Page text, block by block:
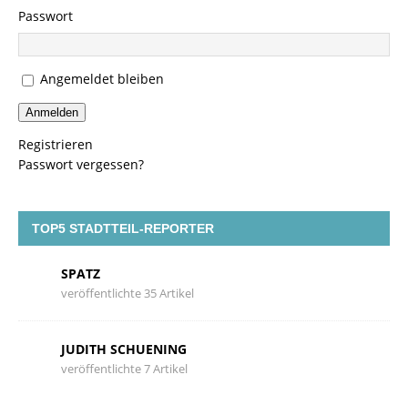
Passwort
Angemeldet bleiben
Anmelden
Registrieren
Passwort vergessen?
TOP5 STADTTEIL-REPORTER
SPATZ
veröffentlichte 35 Artikel
JUDITH SCHUENING
veröffentlichte 7 Artikel